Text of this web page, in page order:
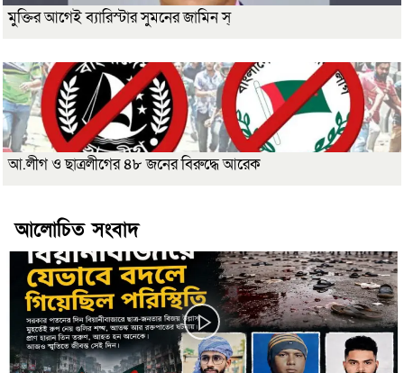
মুক্তির আগেই ব্যারিস্টার সুমনের জামিন স্
আ.লীগ ও ছাত্রলীগের ৪৮ জনের বিরুদ্ধে আরেক
আলোচিত সংবাদ